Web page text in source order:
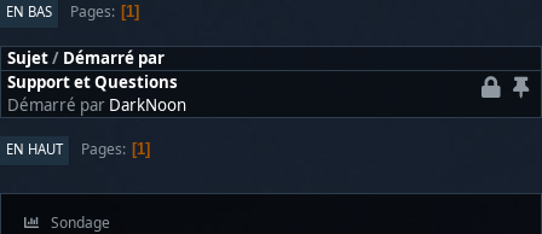
EN BAS Pages 1
Sujet/ Démarré par
Support et Questions
Démarré par DarkNoon
EN HAUT Pages 1
Sondage